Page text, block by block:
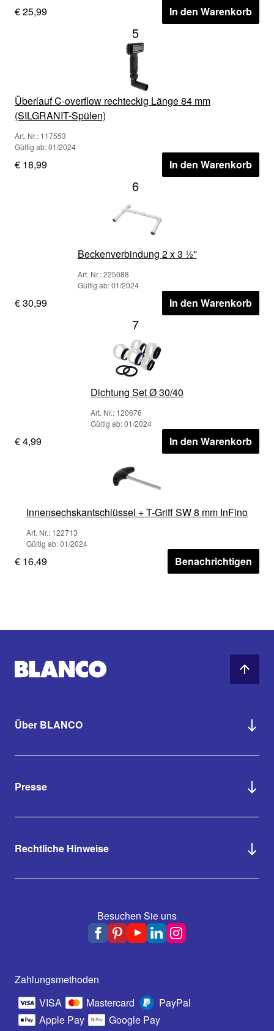
€ 25,99 In den Warenkorb
5
Überlauf C-overflow rechteckig Länge 84 mm
(SILGRANIT-Spülen)
Art. Nr.: 117553
Gültig ab: 01/2024
€ 18,99 In den Warenkorb
6
Beckenverbindung 2 x 3 ½''
Art. Nr.: 225088
Gültig ab: 01/2024
€ 30,99 In den Warenkorb
7
Dichtung Set Ø 30/40
Art. Nr.: 120676
Gültig ab: 01/2024
€ 4,99 In den Warenkorb
Innensechskantschlüssel + T-Griff SW 8 mm InFino
Art. Nr.: 122713
Gültig ab: 01/2024
€ 16,49 Benachrichtigen
Über BLANCO
Presse
Rechtliche Hinweise
Besuchen Sie uns
Zahlungsmethoden
VISA
Mastercard
PayPal
Apple Pay
Google Pay